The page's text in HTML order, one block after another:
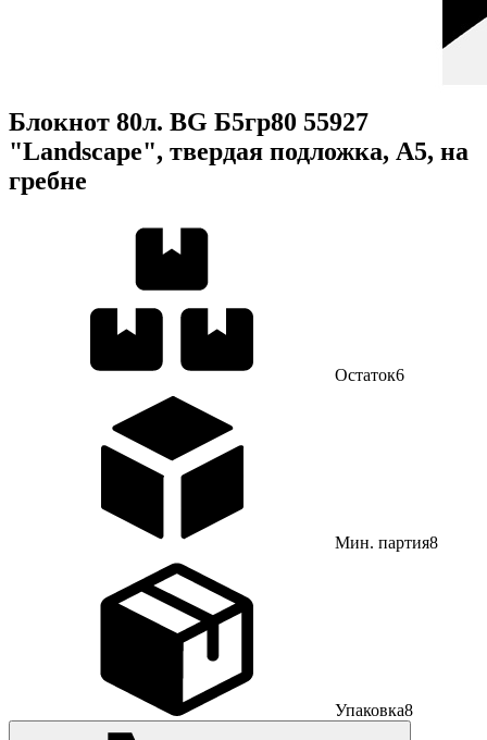
Блокнот 80л. BG Б5гр80 55927
"Landscape", твердая подложка, А5, на
гребне
Остаток6
Мин. партия8
Упаковка8